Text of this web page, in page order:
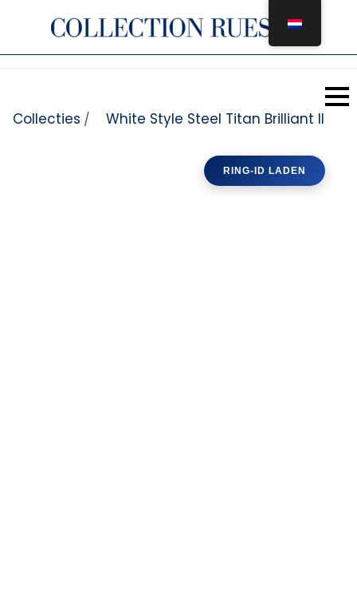
Collecties / White Style Steel Titan Brilliant II
RING-ID LADEN